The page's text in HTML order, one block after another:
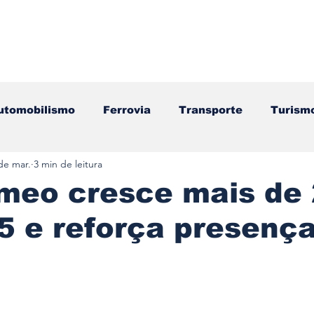
Ferrovia Transporte
Motos
Gastronomia Videojogos/
cresce mais de
e reforça
mar. 3 min de leitura
5 estrelas.